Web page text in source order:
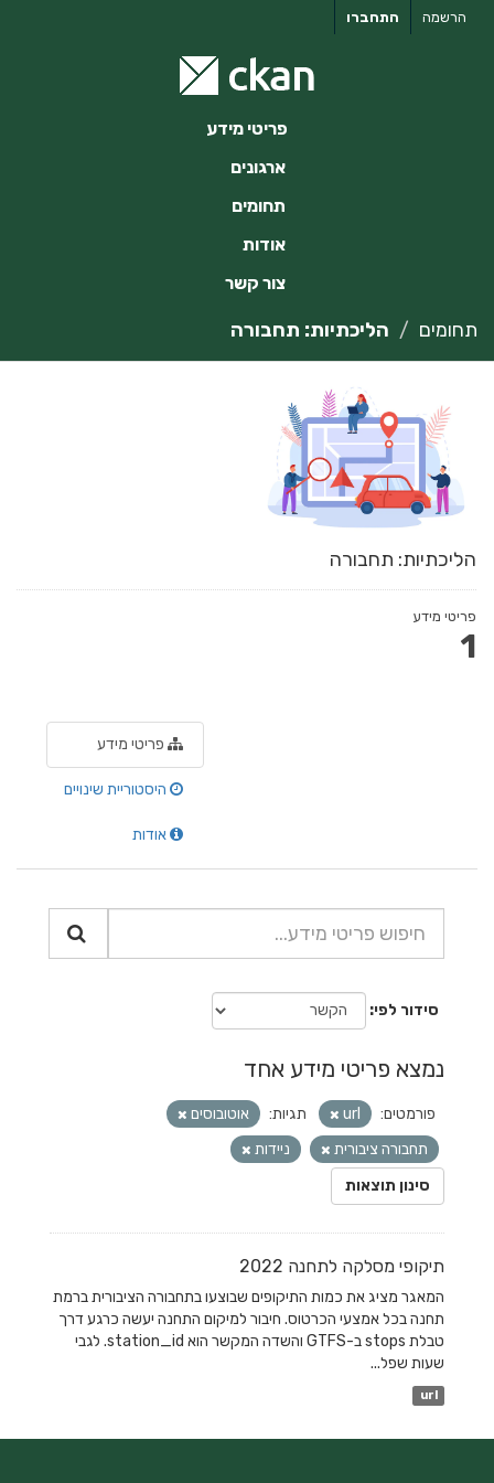
התחברו הרשמה
פריטי מידע
ארגונים
תחומים
אודות
צור קשר
תחומים הליכתיות: תחבורה
הליכתיות: תחבורה
פריטי מידע
1
פריטי מידע
היסטוריית שינויים
אודות
סידור לפי
נמצא פריטי מידע אחד
פורמטים: url תגיות:
אוטובוסים
תחבורה ציבורית
ניידות
סינון תוצאות
תיקופי מסלקה לתחנה 2022
המאגר מציג את כמות התיקופים שבוצעו בתחבורה הציבורית ברמת
תחנה בכל אמצעי הכרטוס. חיבור למיקום התחנה יעשה כרגע דרך
טבלת stops ב-GTFS והשדה המקשר הוא station_id. לגבי
שעות שפל...
url